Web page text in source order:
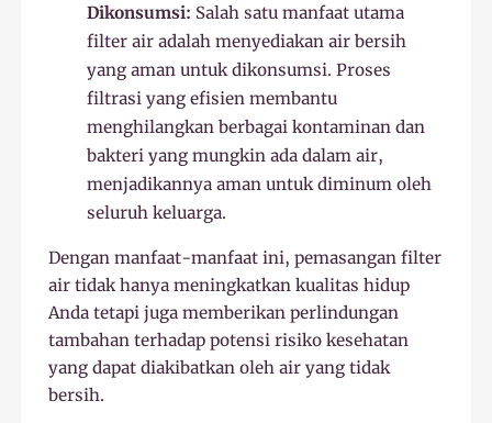
Dikonsumsi: Salah satu manfaat utama
filter air adalah menyediakan air bersih
yang aman untuk dikonsumsi. Proses
filtrasi yang efisien membantu
menghilangkan berbagai kontaminan dan
bakteri yang mungkin ada dalam air,
menjadikannya aman untuk diminum oleh
seluruh keluarga.
Dengan manfaat-manfaat ini, pemasangan filter
air tidak hanya meningkatkan kualitas hidup
Anda tetapi juga memberikan perlindungan
tambahan terhadap potensi risiko kesehatan
yang dapat diakibatkan oleh air yang tidak
bersih.